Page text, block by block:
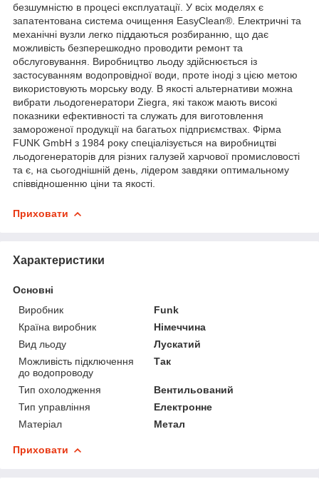
безшумністю в процесі експлуатації. У всіх моделях є
запатентована система очищення EasyClean®. Електричні та
механічні вузли легко піддаються розбиранню, що дає
можливість безперешкодно проводити ремонт та
обслуговування. Виробництво льоду здійснюється із
застосуванням водопровідної води, проте іноді з цією метою
використовують морську воду. В якості альтернативи можна
вибрати льодогенератори Ziegra, які також мають високі
показники ефективності та служать для виготовлення
замороженої продукції на багатьох підприємствах. Фірма
FUNK GmbH з 1984 року спеціалізується на виробництві
льодогенераторів для різних галузей харчової промисловості
та є, на сьогоднішній день, лідером завдяки оптимальному
співвідношенню ціни та якості.
Приховати
Характеристики
Основні
Виробник
Funk
Країна виробник
Німеччина
Вид льоду
Лускатий
Можливість підключення
до водопроводу
Так
Тип охолодження
Вентильований
Тип управління
Електронне
Матеріал
Метал
Приховати